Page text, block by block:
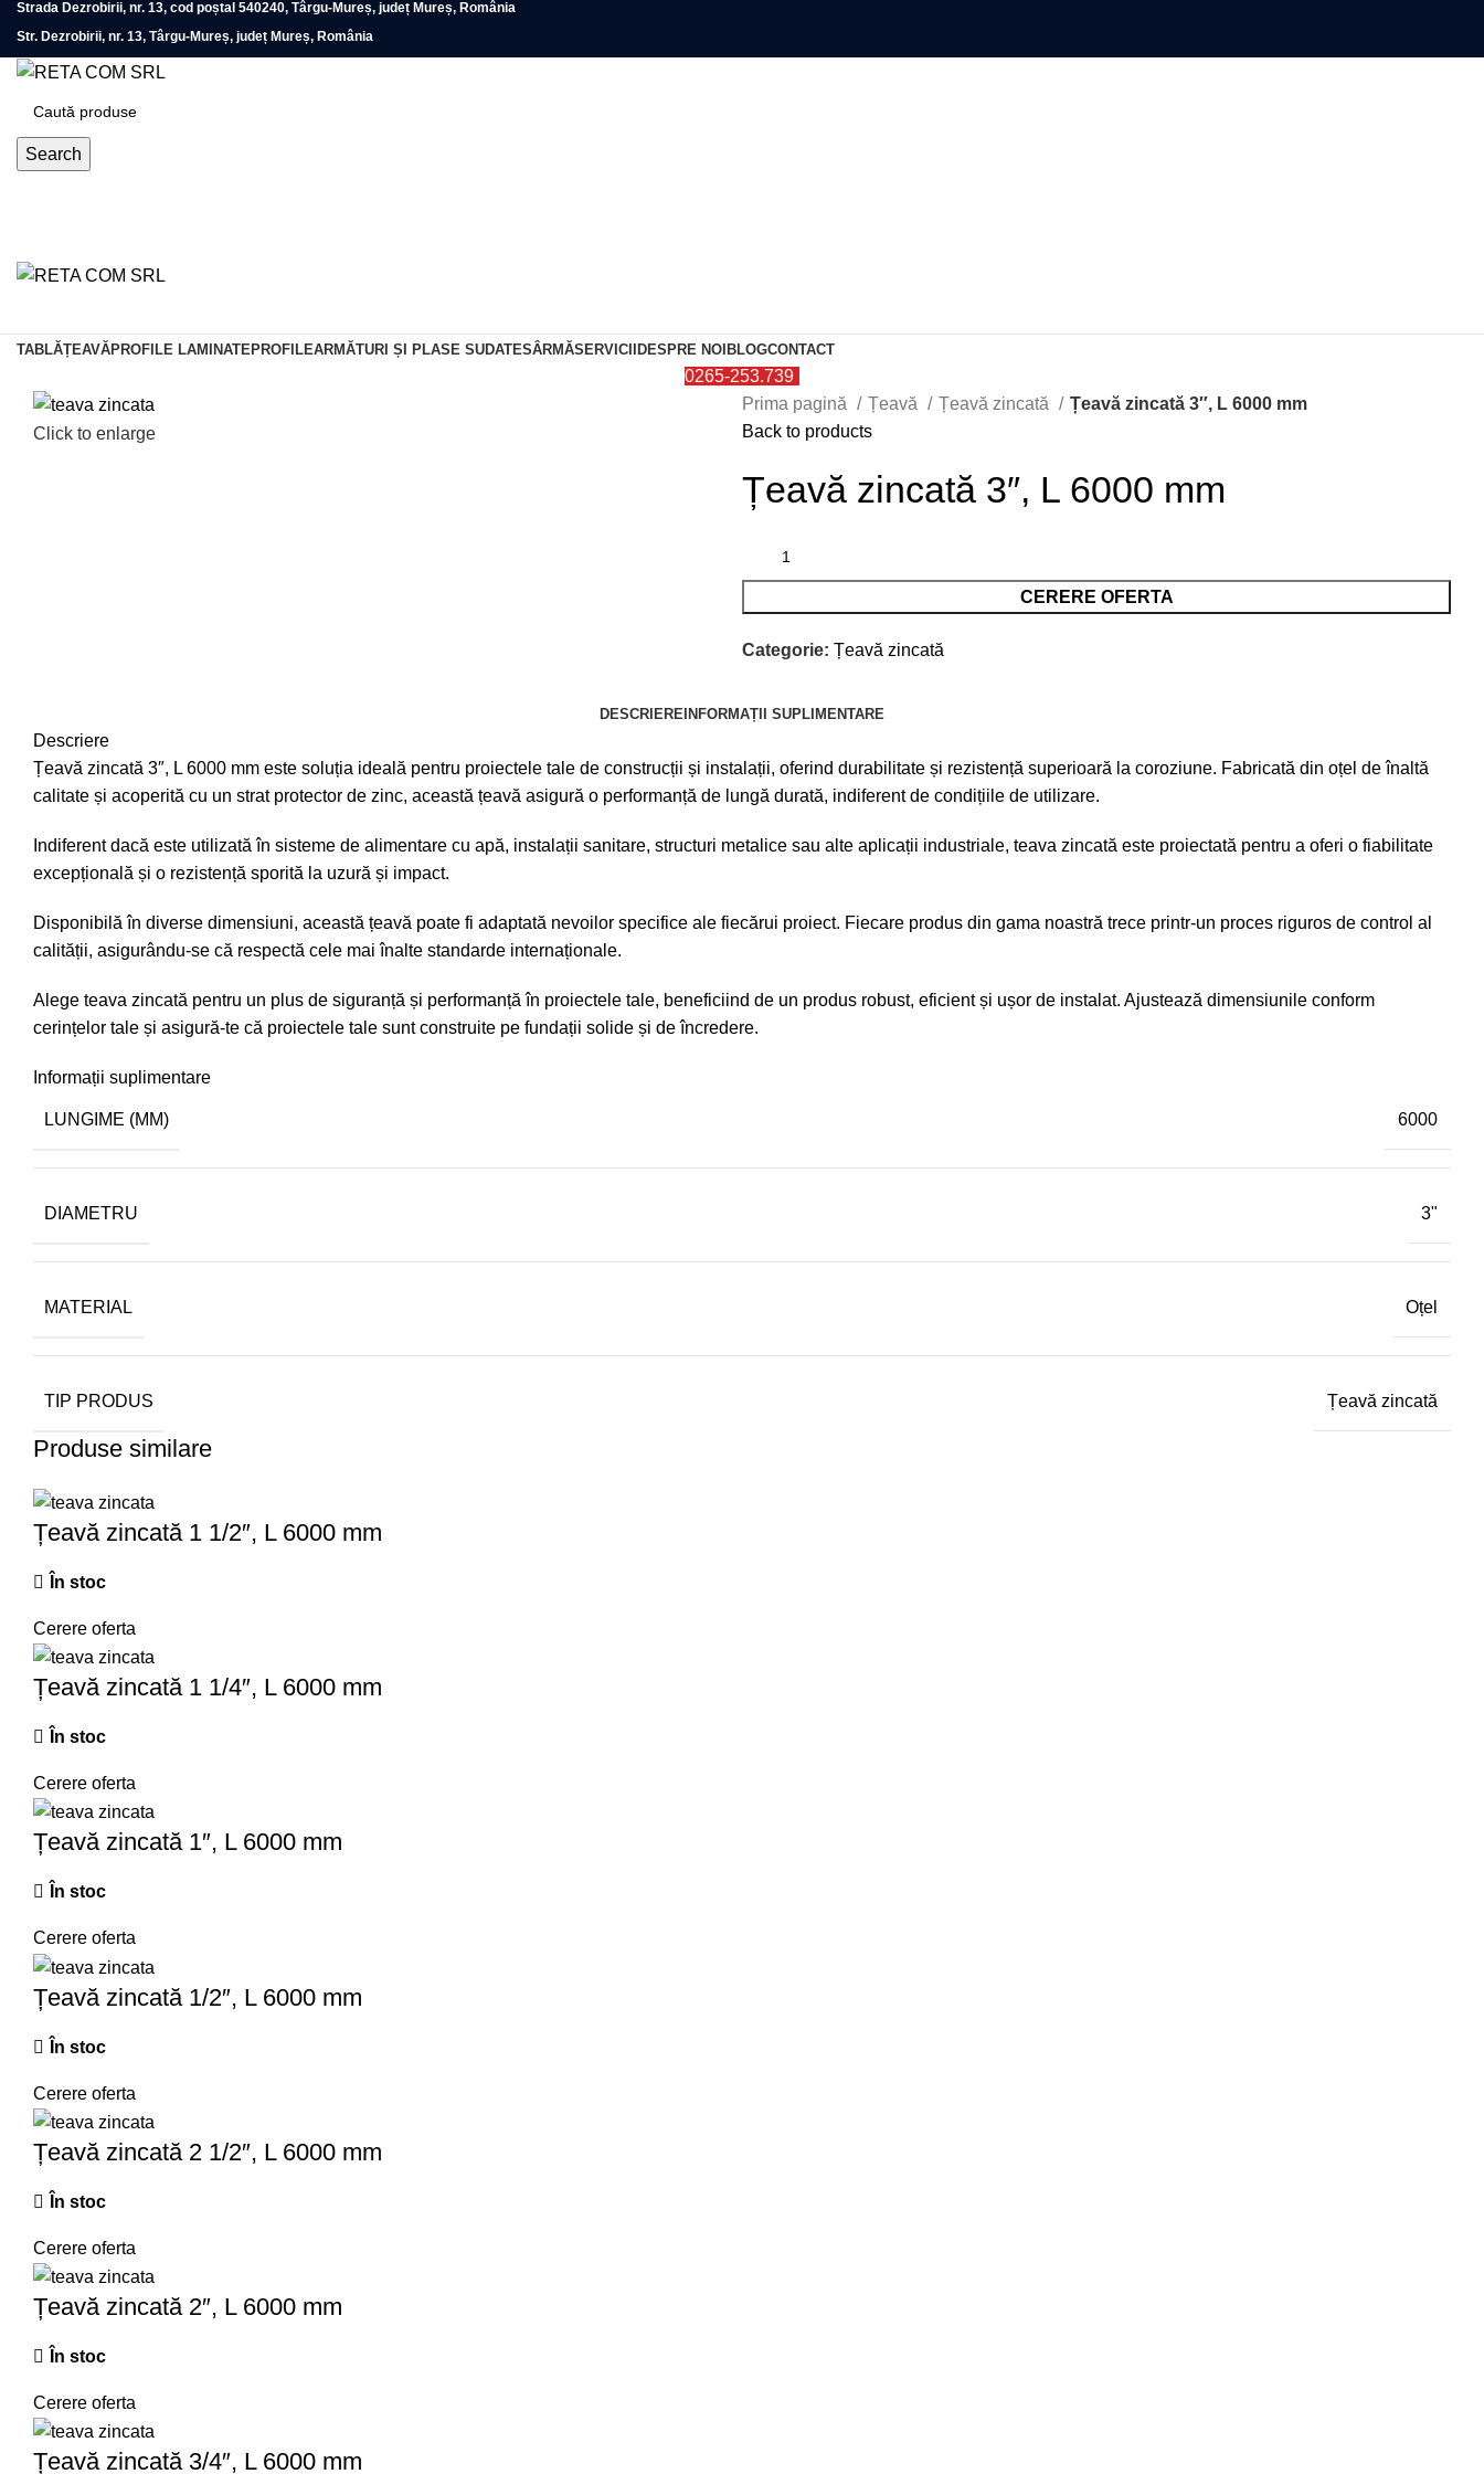
Strada Dezrobirii, nr. 13, cod poștal 540240, Târgu-Mureș, județ Mureș, România
Str. Dezrobirii, nr. 13, Târgu-Mureș, județ Mureș, România
Search
TABLĂȚEAVĂPROFILE LAMINATEPROFILEARMĂTURI ȘI PLASE SUDATESÂRMĂSERVICIIDESPRE NOIBLOGCONTACT
0265-253.739
Click to enlarge
Prima pagină Țeavă Țeavă zincată
Țeavă zincată 3″, L 6000 mm
Back to products
Țeavă zincată 3″, L 6000 mm
CERERE OFERTA
Categorie: Țeavă zincată
DESCRIEREINFORMAȚII SUPLIMENTARE
Descriere
Țeavă zincată 3″, L 6000 mm este soluția ideală pentru proiectele tale de construcții și instalații, oferind durabilitate și rezistență superioară la coroziune. Fabricată din oțel de înaltă
calitate și acoperită cu un strat protector de zinc, această țeavă asigură o performanță de lungă durată, indiferent de condițiile de utilizare.
Indiferent dacă este utilizată în sisteme de alimentare cu apă, instalații sanitare, structuri metalice sau alte aplicații industriale, teava zincată este proiectată pentru a oferi o fiabilitate
excepțională și o rezistență sporită la uzură și impact.
Disponibilă în diverse dimensiuni, această țeavă poate fi adaptată nevoilor specifice ale fiecărui proiect. Fiecare produs din gama noastră trece printr-un proces riguros de control al
calității, asigurându-se că respectă cele mai înalte standarde internaționale.
Alege teava zincată pentru un plus de siguranță și performanță în proiectele tale, beneficiind de un produs robust, eficient și ușor de instalat. Ajustează dimensiunile conform
cerințelor tale și asigură-te că proiectele tale sunt construite pe fundații solide și de încredere.
Informații suplimentare
LUNGIME (MM) 6000
DIAMETRU 3"
MATERIAL Oțel
TIP PRODUS Țeavă zincată
Produse similare
Țeavă zincată 1 1/2″, L 6000 mm
În stoc
Cerere oferta
Țeavă zincată 1 1/4″, L 6000 mm
În stoc
Cerere oferta
Țeavă zincată 1″, L 6000 mm
În stoc
Cerere oferta
Țeavă zincată 1/2″, L 6000 mm
În stoc
Cerere oferta
Țeavă zincată 2 1/2″, L 6000 mm
În stoc
Cerere oferta
Țeavă zincată 2″, L 6000 mm
În stoc
Cerere oferta
Țeavă zincată 3/4″, L 6000 mm